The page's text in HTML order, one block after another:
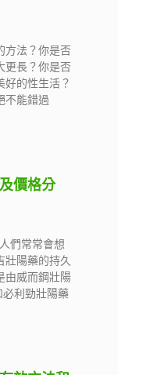
方法？你是否
更長？你是否
好的性生活？
不能錯過
價格分
們常常會想
壯陽藥的持久
由威而鋼壯陽
利勁壯陽藥